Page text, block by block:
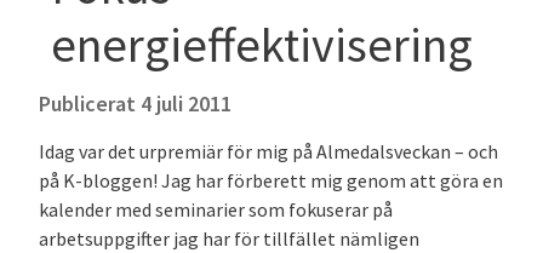
energieffektivisering
Publicerat 4 juli 2011
Idag var det urpremiär för mig på Almedalsveckan – och
på K-bloggen! Jag har förberett mig genom att göra en
kalender med seminarier som fokuserar på
arbetsuppgifter jag har för tillfället nämligen